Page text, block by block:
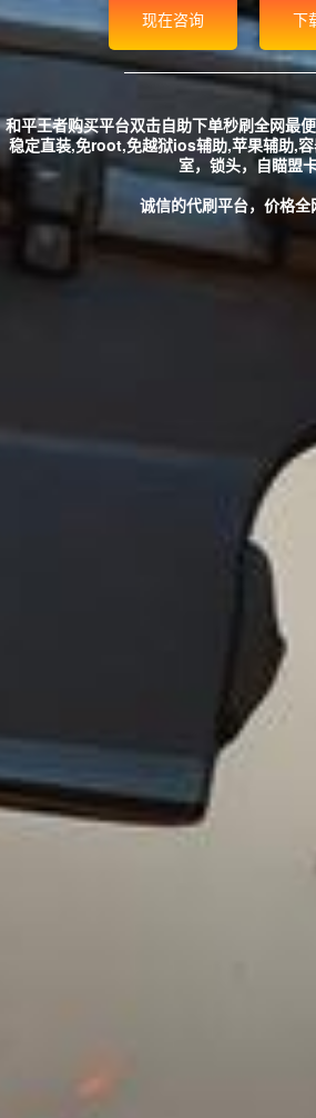
现在咨询 下
和平王者购买平台双击自助下单秒刷全网最
稳定直装,免root,免越狱ios辅助,苹果辅助,
室，锁头，自瞄盟
诚信的代刷平台，价格全